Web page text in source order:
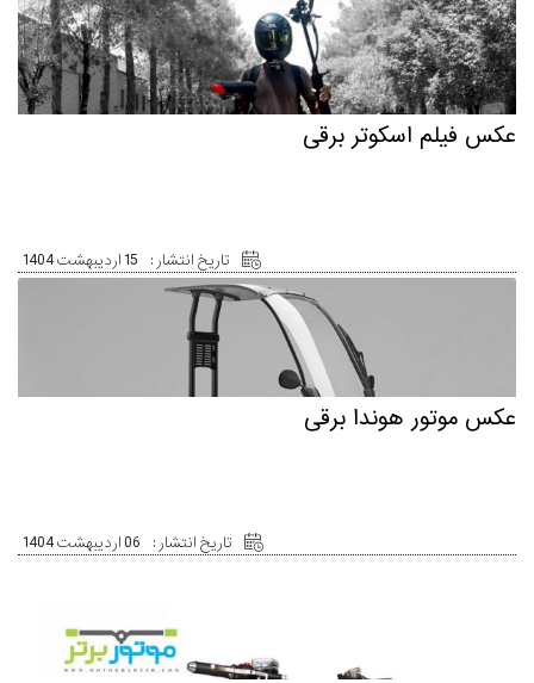
عکس فیلم اسکوتر برقی
تاریخ انتشار : 15 اردیبهشت 1404
عکس موتور هوندا برقی
تاریخ انتشار : 06 اردیبهشت 1404